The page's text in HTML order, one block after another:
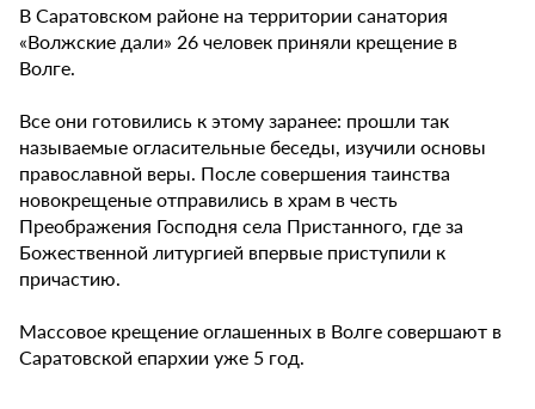
В Саратовском районе на территории санатория
«Волжские дали» 26 человек приняли крещение в
Волге.
Все они готовились к этому заранее: прошли так
называемые огласительные беседы, изучили основы
православной веры. После совершения таинства
новокрещеные отправились в храм в честь
Преображения Господня села Пристанного, где за
Божественной литургией впервые приступили к
причастию.
Массовое крещение оглашенных в Волге совершают в
Саратовской епархии уже 5 год.